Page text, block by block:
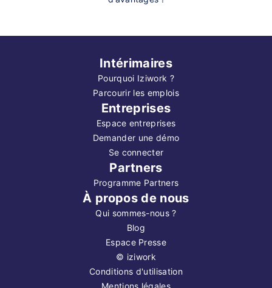
Intérimaires
Pourquoi Iziwork ?
Parcourir les emplois
Entreprises
Espace entreprises
Demander une démo
Se connecter
Partners
Programme Partners
À propos de nous
Qui sommes-nous ?
Blog
Espace Presse
© iziwork
Conditions d'utilisation
Mentions légales